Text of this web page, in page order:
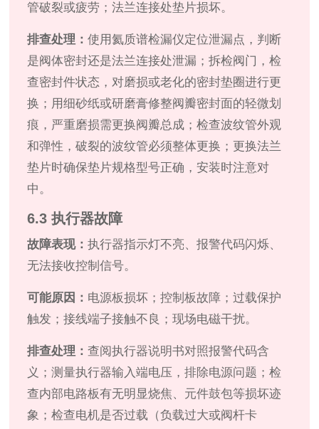
管破裂或疲劳；法兰连接处垫片损坏。
排查处理：使用氦质谱检漏仪定位泄漏点，判断
是阀体密封还是法兰连接处泄漏；拆检阀门，检
查密封件状态，对磨损或老化的密封垫圈进行更
换；用细砂纸或研磨膏修整阀瓣密封面的轻微划
痕，严重磨损需更换阀瓣总成；检查波纹管外观
和弹性，破裂的波纹管必须整体更换；更换法兰
垫片时确保垫片规格型号正确，安装时注意对
中。
6.3 执行器故障
故障表现：执行器指示灯不亮、报警代码闪烁、
无法接收控制信号。
可能原因： 电源板损坏；控制板故障；过载保护
触发；接线端子接触不良；现场电磁干扰。
排查处理：查阅执行器说明书对照报警代码含
义；测量执行器输入端电压，排除电源问题；检
查内部电路板有无明显烧焦、元件鼓包等损坏迹
象；检查电机是否过载（负载过大或阀杆卡